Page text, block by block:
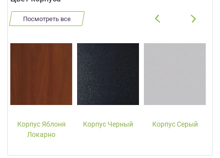
Посмотреть все
Корпус Яблоня
Локарно
Корпус Черный Корпус Серый